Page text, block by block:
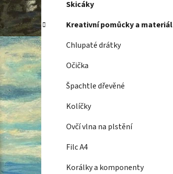
Skicáky
Kreativní pomůcky a materiál
Chlupaté drátky
Očička
Špachtle dřevěné
Kolíčky
Ovčí vlna na plstění
Filc A4
Korálky a komponenty